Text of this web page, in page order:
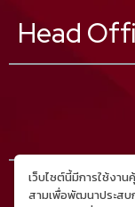
Head
Ladphrao Sub-
Tel :02 025 8888
Fax :02 025 8880
เว็บไซต์นี้มีการใช้งา
สามเพื่อพัฒนาประสบ